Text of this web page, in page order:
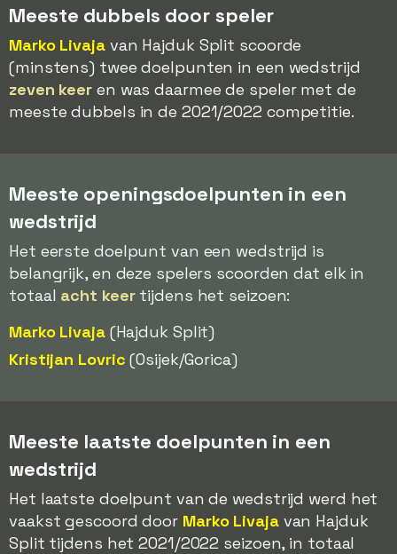
Meeste dubbels door speler
Marko Livajavan Hajduk Split scoorde
(minstens) twee doelpunten in een wedstrijd
zeven keer en was daarmee de speler met de
meeste dubbels in de 2021/2022 competitie.
Meeste openingsdoelpunten in een
wedstrijd
Het eerste doelpunt van een wedstrijd is
belangrijk, en deze spelers scoorden dat elk in
totaal acht keertijdens het seizoen:
Marko Livaja(Hajduk Split)
Kristijan Lovric (Osijek/Gorica)
Meeste laatste doelpunten in een
wedstrijd
Het laatste doelpunt van de wedstrijd werd het
vaakst gescoord door Marko Livajavan Hajduk
Split tijdens het 2021/2022 seizoen, in totaal